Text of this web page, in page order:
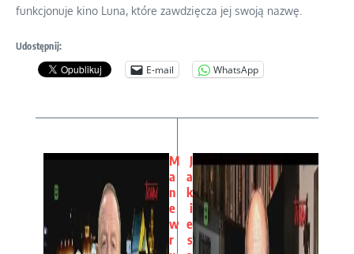
funkcjonuje kino Luna, które zawdzięcza jej swoją nazwę.
Udostępnij:
E-mail WhatsApp
M
a
n
e
w
r
J
a
k
i
e
s